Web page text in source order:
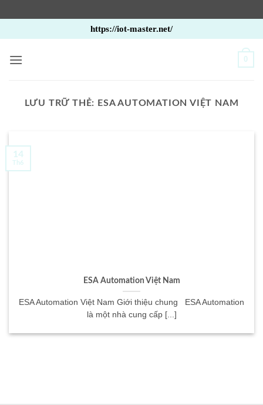
qua
nội
https://iot-master.net/
0
LƯU TRỮ THẺ: ESA AUTOMATION VIỆT NAM
ESA Automation Việt Nam
ESA Automation Việt Nam Giới thiệu chung ESA Automation
là một nhà cung cấp [...]
14
Th6